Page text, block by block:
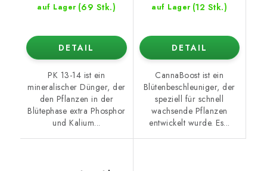
auf Lager (69 Stk.)
DETAIL
PK 13-14 ist ein
mineralischer Dünger, der
den Pflanzen in der
Blütephase extra Phosphor
und Kalium...
auf Lager (12 Stk.)
DETAIL
CannaBoost ist ein
Blütenbeschleuniger, der
speziell für schnell
wachsende Pflanzen
entwickelt wurde. Es...